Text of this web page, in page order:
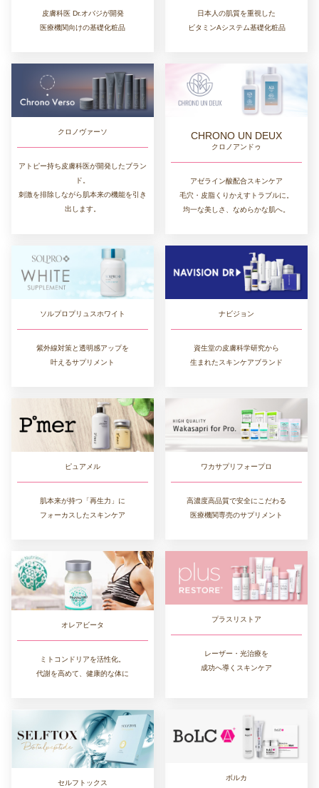
皮膚科医 Dr.オバジが開発
医療機関向けの基礎化粧品
日本人の肌質を重視した
ビタミンAシステム基礎化粧品
クロノヴァーソ
アトピー持ち皮膚科医が開発したブラン
ド。
刺激を排除しながら肌本来の機能を引き
出します。
CHRONO UN DEUX
クロノアンドゥ
アゼライン酸配合スキンケア
毛穴・皮脂くりかえすトラブルに。
均一な美しさ、なめらかな肌へ。
ソルプロプリュスホワイト
紫外線対策と透明感アップを
叶えるサプリメント
ナビジョン
資生堂の皮膚科学研究から
生まれたスキンケアブランド
ピュアメル
肌本来が持つ「再生力」に
フォーカスしたスキンケア
ワカサプリフォープロ
高濃度高品質で安全にこだわる
医療機関専売のサプリメント
オレアビータ
ミトコンドリアを活性化。
代謝を高めて、健康的な体に
プラスリストア
レーザー・光治療を
成功へ導くスキンケア
セルフトックス
ボルカ